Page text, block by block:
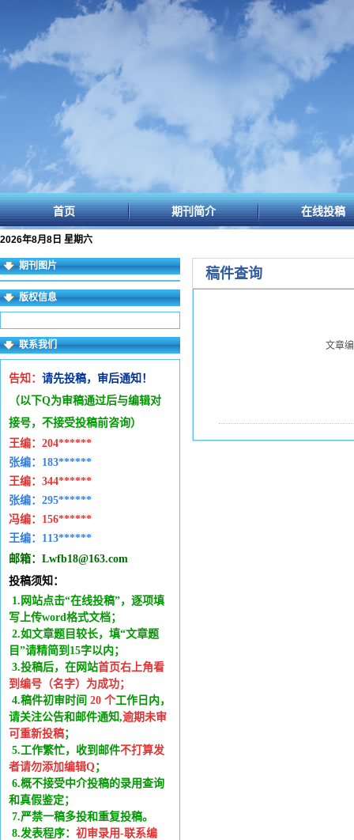
首页 期刊简介 在线投稿
2026年8月8日 星期六
期刊图片
版权信息
联系我们
告知： 请先投稿，审后通知！
（以下Q为审稿通过后与编辑对
接号，不接受投稿前咨询）
王编： 204******
张编：183******
王编： 344******
张编：295******
冯编： 156******
王编： 113******
邮箱： Lwfb18@163.com
投稿须知：
1.网站点击“在线投稿”，逐项填
写上传word格式文档；
2.如文章题目较长，填“文章题
目”请精简到15字以内；
3.投稿后，在网站首页右上角看
到编号（名字）为成功；
4.稿件初审时间 20 个工作日内 ，
请关注公告和邮件通知,逾期未审
可重新投稿；
5.工作繁忙，收到邮件不打算发
者请勿添加编辑Q；
6.概不接受中介投稿的录用查询
和真假鉴定；
7.严禁一稿多投和重复投稿。
8.发表程序： 初审录用-联系编
稿件查询
文章